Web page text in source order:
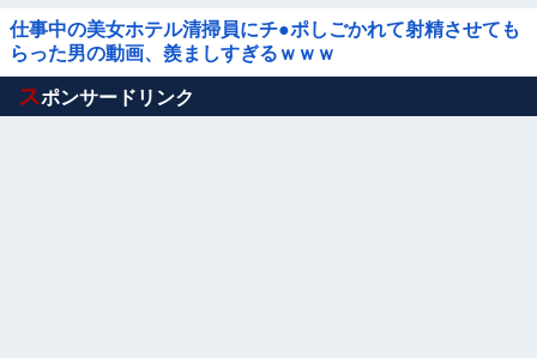
仕事中の美女ホテル清掃員にチ●ポしごかれて射精させても
らった男の動画、羨ましすぎるｗｗｗ
Powered by livedoor 相互RSS
スポンサードリンク